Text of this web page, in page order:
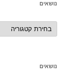
נושאים
נושאים
נושאים